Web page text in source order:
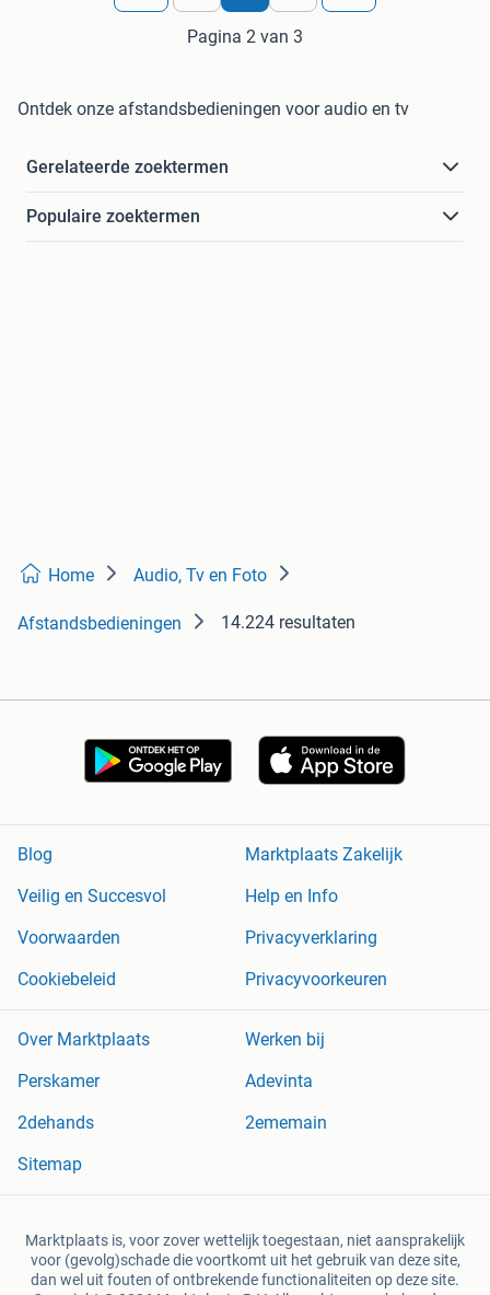
Pagina 2 van 3
Ontdek onze afstandsbedieningen voor audio en tv
Gerelateerde zoektermen
Populaire zoektermen
Home Audio, Tv en Foto
Afstandsbedieningen 14.224 resultaten
Blog
Marktplaats Zakelijk
Veilig en Succesvol
Help en Info
Voorwaarden
Privacyverklaring
Cookiebeleid
Privacyvoorkeuren
Over Marktplaats
Werken bij
Perskamer
Adevinta
2dehands
2ememain
Sitemap
Marktplaats is, voor zover wettelijk toegestaan, niet aansprakelijk
voor (gevolg)schade die voortkomt uit het gebruik van deze site,
dan wel uit fouten of ontbrekende functionaliteiten op deze site.